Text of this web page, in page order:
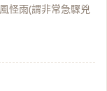
怪雨(謂非常急驟兇